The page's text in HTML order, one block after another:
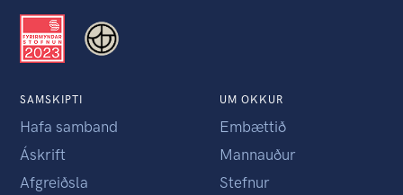
SAMSKIPTI
Hafa samband
Áskrift
Afgreiðsla
UM OKKUR
Embættið
Mannauður
Stefnur